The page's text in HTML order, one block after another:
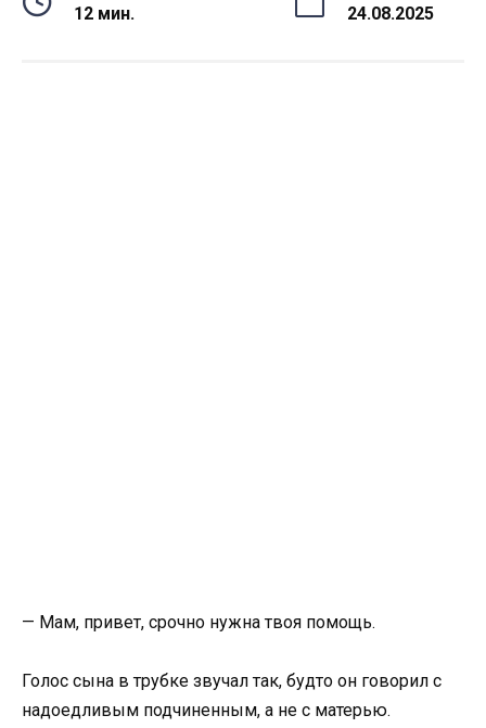
12 мин. 24.08.2025
— Мам, привет, срочно нужна твоя помощь.
Голос сына в трубке звучал так, будто он говорил с
надоедливым подчиненным, а не с матерью.